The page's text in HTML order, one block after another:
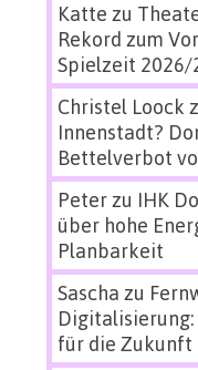
Katte zu
Rekord zum
Spielzeit 2026/
Christel Loock
Innenstadt?
Bettelverbot
Peterzu IHK
über hohe
Planbarkeit
Sascha zu
Digitalisierung:
für die Zukunft